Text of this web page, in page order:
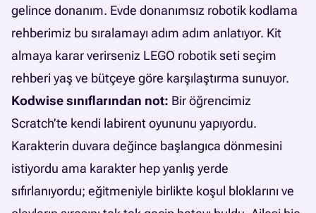
gelince donanım. Evde donanımsız robotik kodlama
rehberimiz bu sıralamayı adım adım anlatıyor. Kit
almaya karar verirseniz LEGO robotik seti seçim
rehberiyaş ve bütçeye göre karşılaştırma sunuyor.
Kodwise sınıflarından not: Bir öğrencimiz
Scratch’te kendi labirent oyununu yapıyordu.
Karakterin duvara değince başlangıca dönmesini
istiyordu ama karakter hep yanlış yerde
sıfırlanıyordu; eğitmeniyle birlikte koşul bloklarını ve